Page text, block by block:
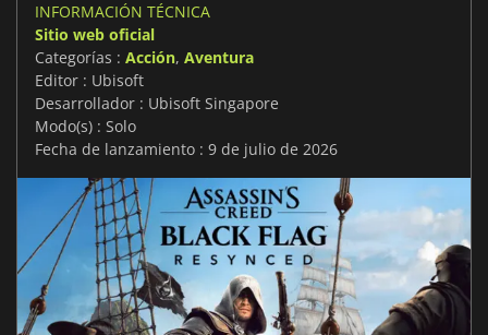
INFORMACIÓN TÉCNICA
Sitio web oficial
Categorías : Acción, Aventura
Editor : Ubisoft
Desarrollador : Ubisoft Singapore
Modo(s) : Solo
Fecha de lanzamiento : 9 de julio de 2026